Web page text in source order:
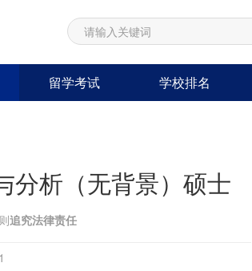
留学考试 学校排名
分析（无背景）硕士
追究法律责任